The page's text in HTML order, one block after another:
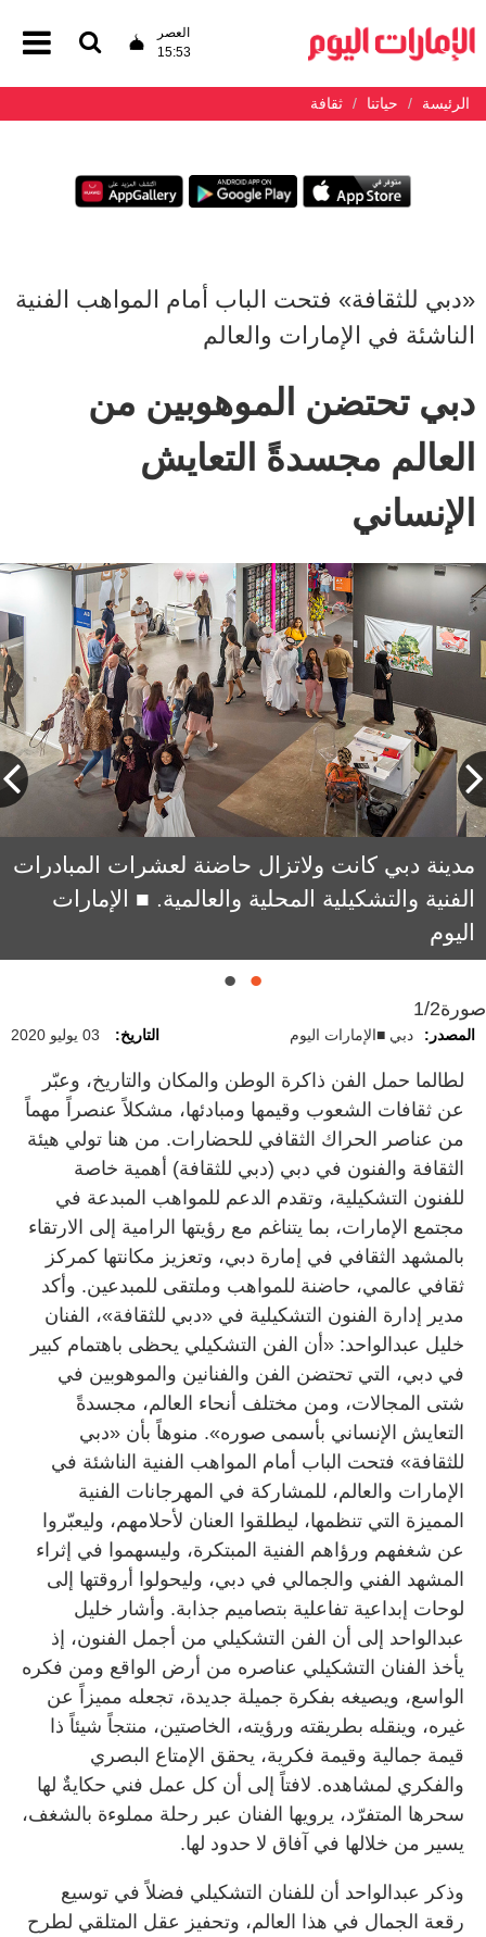
العصر
15:53
الرئيسة حياتنا ثقافة
«دبي للثقافة» فتحت الباب أمام المواهب الفنية
الناشئة في الإمارات والعالم
دبي تحتضن الموهوبين من
العالم مجسدةً التعايش
الإنساني
مدينة دبي كانت ولاتزال حاضنة لعشرات المبادرات
الفنية والتشكيلية المحلية والعالمية. ■ الإمارات
اليوم
خليل عبدالواحد: «دبي تستقطب الفنانين، ليطلقوا
العنان لأحلامهم، وليعبّروا عن شغفهم ورؤاهم
الفنية المبتكرة».
صورة1/2
المصدر: دبي ■الإمارات اليوم التاريخ: 03 يوليو 2020
لطالما حمل الفن ذاكرة الوطن والمكان والتاريخ، وعبّر
عن ثقافات الشعوب وقيمها ومبادئها، مشكلاً عنصراً مهماً
من عناصر الحراك الثقافي للحضارات. من هنا تولي هيئة
الثقافة والفنون في دبي (دبي للثقافة) أهمية خاصة
للفنون التشكيلية، وتقدم الدعم للمواهب المبدعة في
مجتمع الإمارات، بما يتناغم مع رؤيتها الرامية إلى الارتقاء
بالمشهد الثقافي في إمارة دبي، وتعزيز مكانتها كمركز
ثقافي عالمي، حاضنة للمواهب وملتقى للمبدعين. وأكد
مدير إدارة الفنون التشكيلية في «دبي للثقافة»، الفنان
خليل عبدالواحد: «أن الفن التشكيلي يحظى باهتمام كبير
في دبي، التي تحتضن الفن والفنانين والموهوبين في
شتى المجالات، ومن مختلف أنحاء العالم، مجسدةً
التعايش الإنساني بأسمى صوره». منوهاً بأن «دبي
للثقافة» فتحت الباب أمام المواهب الفنية الناشئة في
الإمارات والعالم، للمشاركة في المهرجانات الفنية
المميزة التي تنظمها، ليطلقوا العنان لأحلامهم، وليعبّروا
عن شغفهم ورؤاهم الفنية المبتكرة، وليسهموا في إثراء
المشهد الفني والجمالي في دبي، وليحولوا أروقتها إلى
لوحات إبداعية تفاعلية بتصاميم جذابة. وأشار خليل
عبدالواحد إلى أن الفن التشكيلي من أجمل الفنون، إذ
يأخذ الفنان التشكيلي عناصره من أرض الواقع ومن فكره
الواسع، ويصيغه بفكرة جميلة جديدة، تجعله مميزاً عن
غيره، وينقله بطريقته ورؤيته، الخاصتين، منتجاً شيئاً ذا
قيمة جمالية وقيمة فكرية، يحقق الإمتاع البصري
والفكري لمشاهده. لافتاً إلى أن كل عمل فني حكايةٌ لها
سحرها المتفرّد، يرويها الفنان عبر رحلة مملوءة بالشغف،
يسير من خلالها في آفاق لا حدود لها.
وذكر عبدالواحد أن للفنان التشكيلي فضلاً في توسيع
رقعة الجمال في هذا العالم، وتحفيز عقل المتلقي لطرح